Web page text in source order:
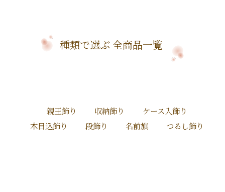
種類で選ぶ 全商品一覧
親王飾り 収納飾り
ケース入飾り
木目込飾り
段飾り 名前旗 つるし飾り